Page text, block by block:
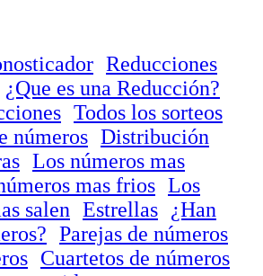
Reducciones
¿Que es una Reducción?
Todos los sorteos
números Distribución
Los números mas
mas frios Los
salen Estrellas
¿Han
Parejas de números
Cuartetos de números